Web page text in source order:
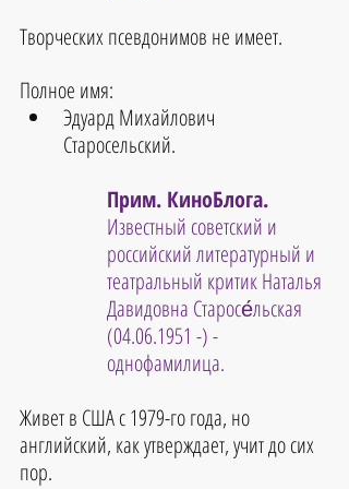
Творческих псевдонимов не имеет.
Полное имя:
Эдуард Михайлович
Старосельский.
Прим. КиноБлога.
Известный советский и
российский литературный и
театральный критик Наталья
Давидовна Старосе́льская
(04.06.1951 -) -
однофамилица.
Живет в США с 1979-го года, но
английский, как утверждает, учит до сих
пор.